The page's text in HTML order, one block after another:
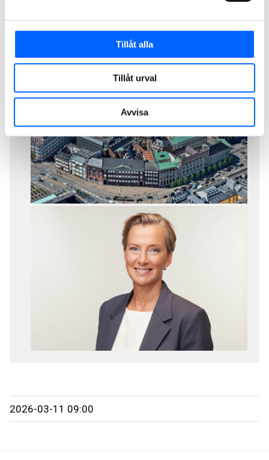
Tillåt alla
Tillåt urval
Avvisa
PDF NCC renoverar historiskt kvarter i
2026-03-11 09:00